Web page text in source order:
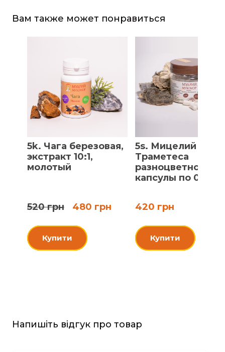
Вам также может понравиться
5k. Чага березовая,
экстракт 10:1,
молотый
520 грн 480 грн
Купити
5s. Мицелий
Траметеса
разноцветного,
капсулы по 0.5 г
420 грн
Купити
Напишіть відгук про товар